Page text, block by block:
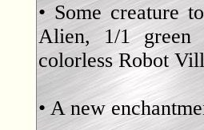
• Some creature
Alien, 1/1 green
colorless Robot
• A new